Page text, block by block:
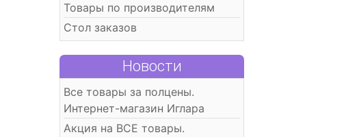
Товары по производителям
Стол заказов
Новости
Все товары за полцены.
Интернет-магазин Иглара
Акция на ВСЕ товары.